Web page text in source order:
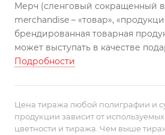
Мерч (сленговый сокращенный
merchandise – «‎товар»,
брендированная товарная
может выступать в качестве
партнерам, сотрудникам и др.
очевидный пример – футболки
популярных артистов или
Подробности
Цена тиража любой полиграфии и
продукции зависит от
цветности и тиража. Чем выше